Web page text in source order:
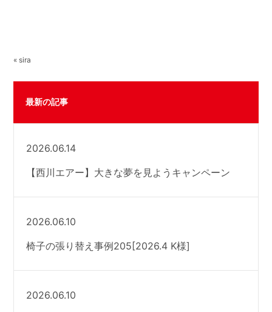
« sira
最新の記事
2026.06.14
【西川エアー】大きな夢を見ようキャンペーン
2026.06.10
椅子の張り替え事例205[2026.4 K様]
2026.06.10